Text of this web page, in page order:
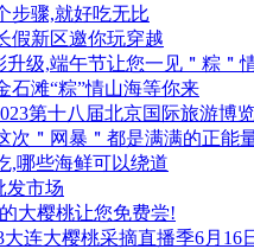
步骤,就好吃无比
假新区邀你玩穿越
级,端午节让您一见＂粽＂
石滩“粽”情山海等你来
第十八届北京国际旅游博
次＂网暴＂都是满满的正能
,哪些海鲜可以绕道
发市场
大樱桃让您免费尝!
连大樱桃采摘直播季6月16